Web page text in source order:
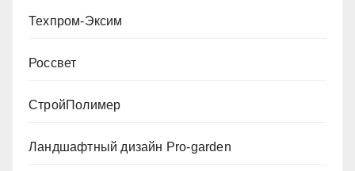
Техпром-Эксим
Россвет
СтройПолимер
Ландшафтный дизайн Pro-garden